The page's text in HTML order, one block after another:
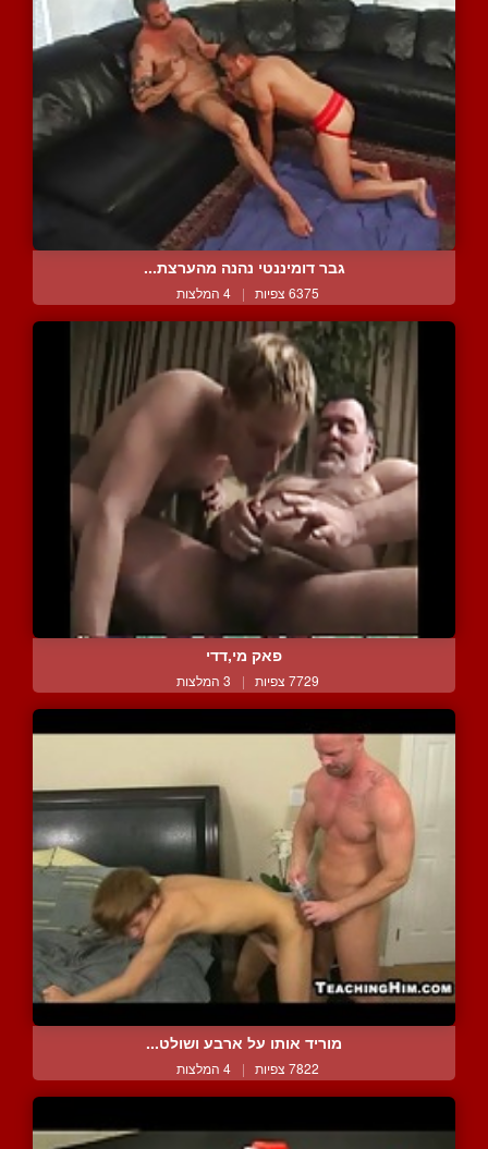
גבר דומיננטי נהנה מהערצת...
6375 צפיות | 4 המלצות
פאק מי,דדי
7729 צפיות | 3 המלצות
מוריד אותו על ארבע ושולט...
7822 צפיות | 4 המלצות